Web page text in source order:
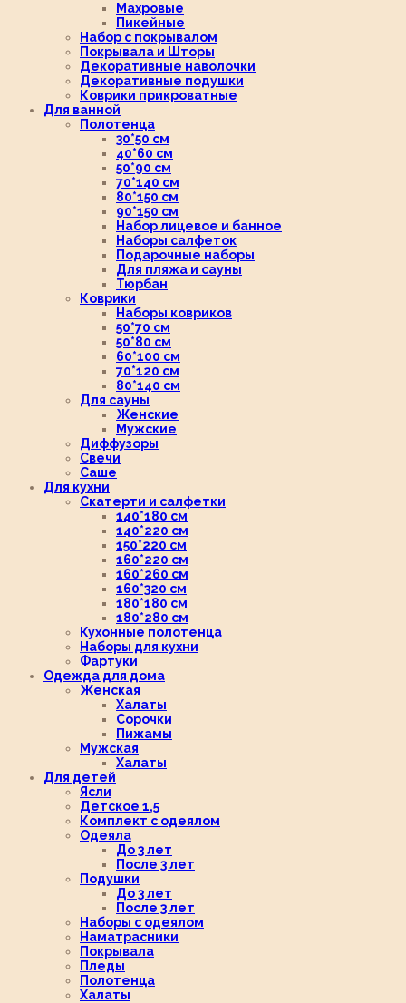
Махровые
Пикейные
Набор с покрывалом
Покрывала и Шторы
Декоративные наволочки
Декоративные подушки
Коврики прикроватные
Для ванной
Полотенца
30*50 см
40*60 см
50*90 см
70*140 см
80*150 см
90*150 см
Набор лицевое и банное
Наборы салфеток
Подарочные наборы
Для пляжа и сауны
Тюрбан
Коврики
Наборы ковриков
50*70 см
50*80 см
60*100 см
70*120 см
80*140 см
Для сауны
Женские
Мужские
Диффузоры
Свечи
Саше
Для кухни
Скатерти и салфетки
140*180 см
140*220 см
150*220 см
160*220 см
160*260 см
160*320 см
180*180 см
180*280 см
Кухонные полотенца
Наборы для кухни
Фартуки
Одежда для дома
Женская
Халаты
Сорочки
Пижамы
Мужская
Халаты
Для детей
Ясли
Детское 1,5
Комплект с одеялом
Одеяла
До 3 лет
После 3 лет
Подушки
До 3 лет
После 3 лет
Наборы с одеялом
Наматрасники
Покрывала
Пледы
Полотенца
Халаты